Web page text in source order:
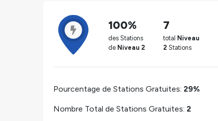
100%
des Stations
de Niveau 2
7
total Niveau
2 Stations
Pourcentage de Stations Gratuites: 29%
Nombre Total de Stations Gratuites: 2